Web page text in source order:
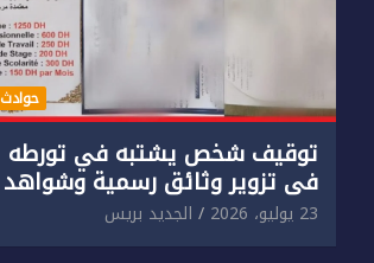
حوادث
توقيف شخص يشتبه في تورطه
في تزوير وثائق رسمية وشواهد
دراسية وعرضها للبيع بمقابل
مادي.
23 يوليو، 2026 الجديد بريس